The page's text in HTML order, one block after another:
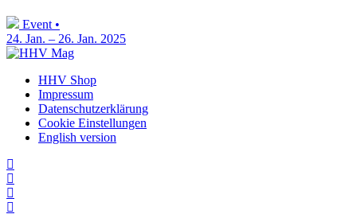
Event •
24. Jan. – 26. Jan. 2025
HHV Shop
Impressum
Datenschutzerklärung
Cookie Einstellungen
English version